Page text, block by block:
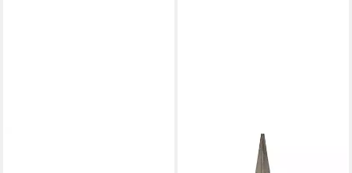
MASTERPROOF PROFESIONAL
Flachzange Flachzange 160